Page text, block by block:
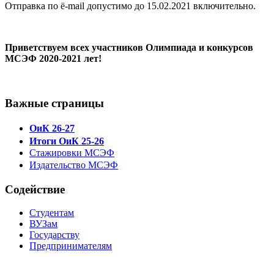
Отправка по ё-mail допустимо до 15.02.2021 включительно.
Приветствуем всех участников Олимпиада и конкурсов
МСЭФ 2020-2021 лет!
Важные страницы
ОиК 26-27
Итоги ОиК 25-26
Стажировки МСЭФ
Издательство МСЭФ
Содействие
Студентам
ВУЗам
Государству
Предпринимателям